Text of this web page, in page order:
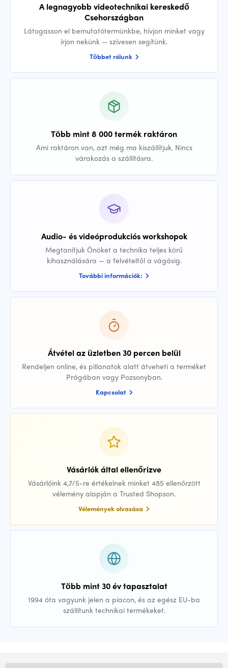
A legnagyobb videotechnikai kereskedő
Csehországban
Látogasson el bemutatótermünkbe, hívjon minket vagy
írjon nekünk — szívesen segítünk.
Többet rólunk
Több mint 8 000 termék raktáron
Ami raktáron van, azt még ma kiszállítjuk. Nincs
várakozás a szállításra.
Audio- és videóprodukciós workshopok
Megtanítjuk Önöket a technika teljes körű
kihasználására — a felvételtől a vágásig.
További információk:
Átvétel az üzletben 30 percen belül
Rendeljen online, és pillanatok alatt átveheti a terméket
Prágában vagy Pozsonyban.
Kapcsolat
Vásárlók által ellenőrizve
Vásárlóink 4,7/5-re értékelnek minket 485 ellenőrzött
vélemény alapján a Trusted Shopson.
Vélemények olvasása
Több mint 30 év tapasztalat
1994 óta vagyunk jelen a piacon, és az egész EU-ba
szállítunk technikai termékeket.